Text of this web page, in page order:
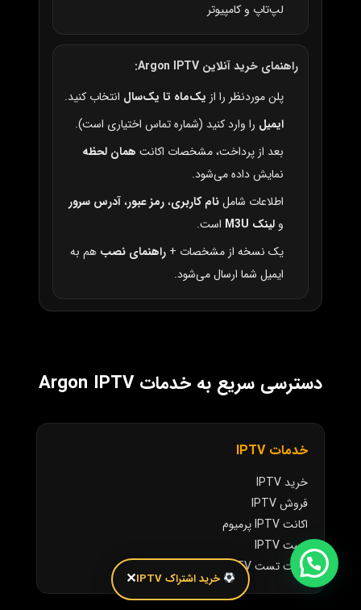
لپ‌تاپ و کامپیوتر
راهنمای خرید آنلاین Argon IPTV:
پلن موردنظر را از یک‌ماه تا یک‌سال انتخاب کنید.
ایمیل را وارد کنید (شماره تماس اختیاری است).
بعد از پرداخت، مشخصات اکانت همان لحظه
نمایش داده می‌شود.
اطلاعات شاملنام کاربری،رمز عبور،آدرس سرور
و لینک M3U
است.
یک نسخه از مشخصات + راهنمای نصب هم به
ایمیل شما ارسال می‌شود.
دسترسی سریع به خدمات Argon IPTV
خدمات IPTV
خرید IPTV
فروش IPTV
اکانت IPTV پرمیوم
تست IPTV
اکانت تست IPTV
خرید اشتراک IPTV ✕